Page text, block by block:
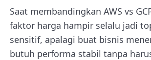
Saat membandingkan AWS vs
faktor harga hampir selalu jadi
sensitif, apalagi buat bisnis
butuh performa stabil tanpa